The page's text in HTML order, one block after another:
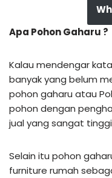
Apa Pohon Gaharu ?
Kalau mendengar
banyak yang belum
pohon gaharu atau
pohon dengan
jual yang sangat
Selain itu pohon
furniture rumah